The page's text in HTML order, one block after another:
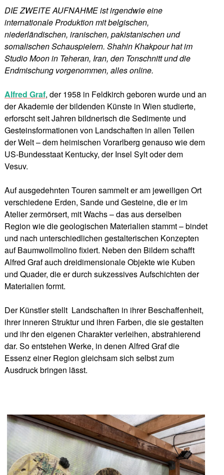
DIE ZWEITE AUFNAHME ist irgendwie eine
internationale Produktion mit belgischen,
niederländischen, iranischen, pakistanischen und
somalischen Schauspielern. Shahin Khakpour hat im
Studio Moon in Teheran, Iran, den Tonschnitt und die
Endmischung vorgenommen, alles online.
Alfred Graf, der 1958 in Feldkirch geboren wurde und an
der Akademie der bildenden Künste in Wien studierte,
erforscht seit Jahren bildnerisch die Sedimente und
Gesteinsformationen von Landschaften in allen Teilen
der Welt – dem heimischen Vorarlberg genauso wie dem
US-Bundesstaat Kentucky, der Insel Sylt oder dem
Vesuv.
Auf ausgedehnten Touren sammelt er am jeweiligen Ort
verschiedene Erden, Sande und Gesteine, die er im
Atelier zermörsert, mit Wachs – das aus derselben
Region wie die geologischen Materialien stammt – bindet
und nach unterschiedlichen gestalterischen Konzepten
auf Baumwollmolino fixiert. Neben den Bildern schafft
Alfred Graf auch dreidimensionale Objekte wie Kuben
und Quader, die er durch sukzessives Aufschichten der
Materialien formt.
Der Künstler stellt Landschaften in ihrer Beschaffenheit,
ihrer inneren Struktur und ihren Farben, die sie gestalten
und ihr den eigenen Charakter verleihen, abstrahierend
dar. So entstehen Werke, in denen Alfred Graf die
Essenz einer Region gleichsam sich selbst zum
Ausdruck bringen lässt.